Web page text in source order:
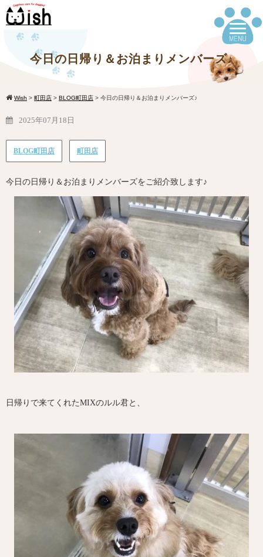
今日の日帰り＆お泊まりメンバーズ♪
Wish > 町田店 > BLOG町田店 > 今日の日帰り＆お泊まりメンバーズ♪
2025年07月18日
BLOG町田店 町田店
今日の日帰り＆お泊まりメンバーズをご紹介致します♪
日帰りで来てくれたMIXのルル君と、